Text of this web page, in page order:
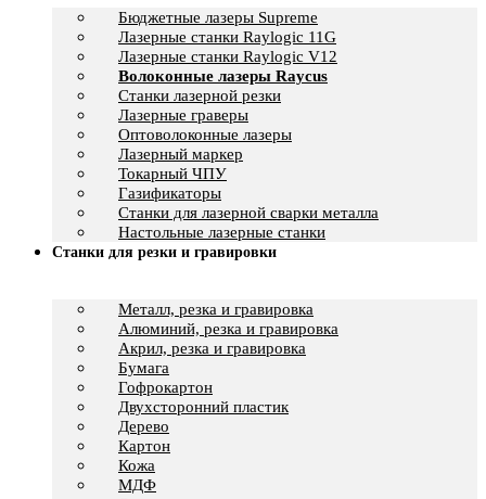
Бюджетные лазеры Supreme
Лазерные станки Raylogic 11G
Лазерные станки Raylogic V12
Волоконные лазеры Raycus
Станки лазерной резки
Лазерные граверы
Оптоволоконные лазеры
Лазерный маркер
Токарный ЧПУ
Газификаторы
Cтанки для лазерной сварки металла
Настольные лазерные станки
Станки для резки и гравировки
Металл, резка и гравировка
Алюминий, резка и гравировка
Акрил, резка и гравировка
Бумага
Гофрокартон
Двухсторонний пластик
Дерево
Картон
Кожа
МДФ